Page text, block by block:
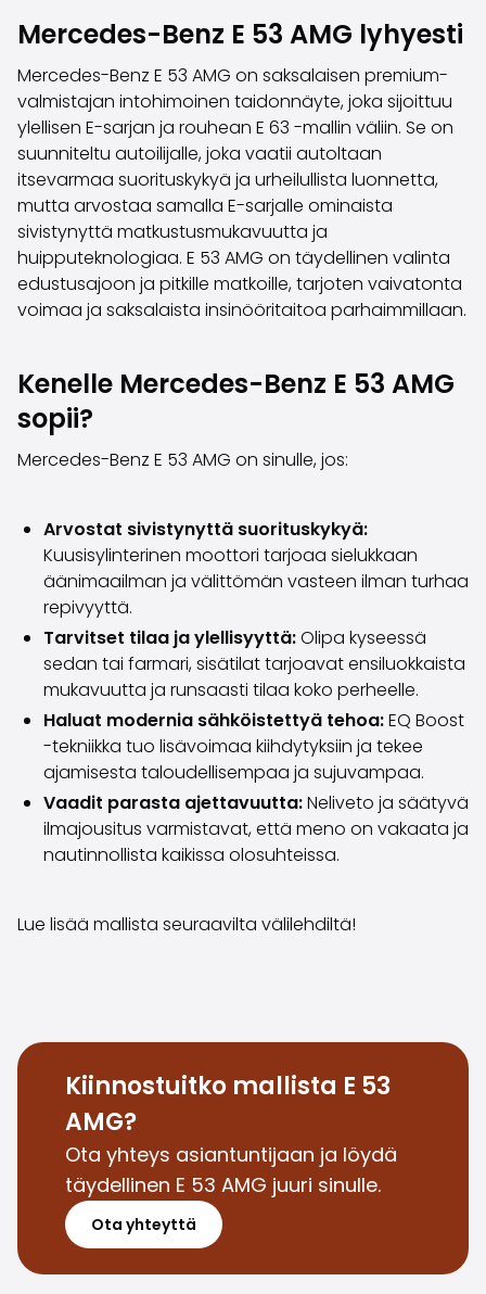
Farmariautot
Vetoautot
Pakettiautot
Hyötyajoneuvot
Huutokauppa-autot
Edulliset autot
Saka Select
Automerkit
Audi
BMW
Kia
Skoda
Tesla
Volkswagen
Kaikki automerkit
Myy autosi
Myy autosi
Myy yrityksen auto
Artikkeleita auton myyntiin liittyen
Muista nämä kun myyt auton!
Miten säilytän autoni arvon?
Tuotteet ja palvelut
Autoilun lisäpalvelut
SakaVarma
SakaKasko
Rahoitus
Kotiintoimitus
SakaVarma hyötyajoneuvoille
Vetokoukut
Toimipisteet
Yritys
Saka Finland Oy
Hallinto
Ostotiimi
Yhteydenotto
Rekrytointi
Laskutustiedot
Medialle
Kokemuksia Sakasta
Mercedes-Benz E 53 AMG lyhyesti
Mercedes-Benz E 53 AMG on saksalaisen premium-
valmistajan intohimoinen taidonnäyte, joka sijoittuu
ylellisen E-sarjan ja rouhean E 63 -mallin väliin. Se on
suunniteltu autoilijalle, joka vaatii autoltaan
itsevarmaa suorituskykyä ja urheilullista luonnetta,
mutta arvostaa samalla E-sarjalle ominaista
sivistynyttä matkustusmukavuutta ja
huipputeknologiaa. E 53 AMG on täydellinen valinta
edustusajoon ja pitkille matkoille, tarjoten vaivatonta
voimaa ja saksalaista insinööritaitoa parhaimmillaan.
Kenelle Mercedes-Benz E 53 AMG
sopii?
Mercedes-Benz E 53 AMG on sinulle, jos:
Arvostat sivistynyttä suorituskykyä:
Kuusisylinterinen moottori tarjoaa sielukkaan
äänimaailman ja välittömän vasteen ilman turhaa
repivyyttä.
Tarvitset tilaa ja ylellisyyttä:Olipa kyseessä
sedan tai farmari, sisätilat tarjoavat ensiluokkaista
mukavuutta ja runsaasti tilaa koko perheelle.
Haluat modernia sähköistettyä tehoa:EQ Boost
-tekniikka tuo lisävoimaa kiihdytyksiin ja tekee
ajamisesta taloudellisempaa ja sujuvampaa.
Vaadit parasta ajettavuutta:Neliveto ja säätyvä
ilmajousitus varmistavat, että meno on vakaata ja
nautinnollista kaikissa olosuhteissa.
Lue lisää mallista seuraavilta välilehdiltä!
Kiinnostuitko mallista E 53
AMG?
Ota yhteys asiantuntijaan ja löydä
täydellinen E 53 AMG juuri sinulle.
Ota yhteyttä